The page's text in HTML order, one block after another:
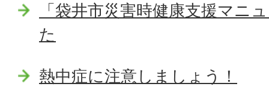
「袋井市災害時健康支援マニ
た
熱中症に注意しましょう！